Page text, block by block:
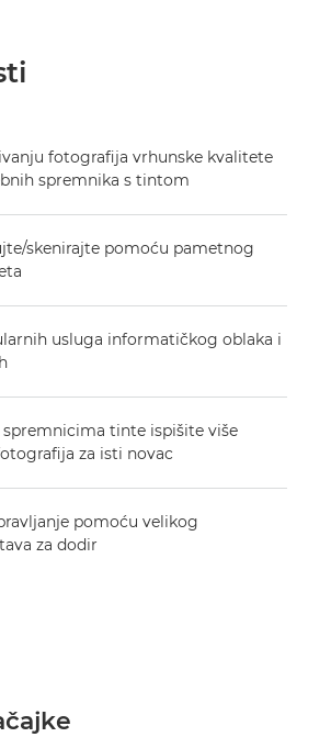
fotografija vrhunske kvalitete
spremnika s tintom
skenirajte pomoću pametnog
usluga informatičkog oblaka i
spremnicima tinte ispišite više
za isti novac
pomoću velikog
za dodir